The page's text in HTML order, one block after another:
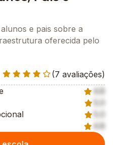
e pais sobre a
oferecida pelo
(7 avaliações)
4.8
4.8